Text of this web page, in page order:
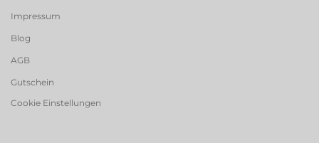
Impressum
Blog
AGB
Gutschein
Cookie Einstellungen